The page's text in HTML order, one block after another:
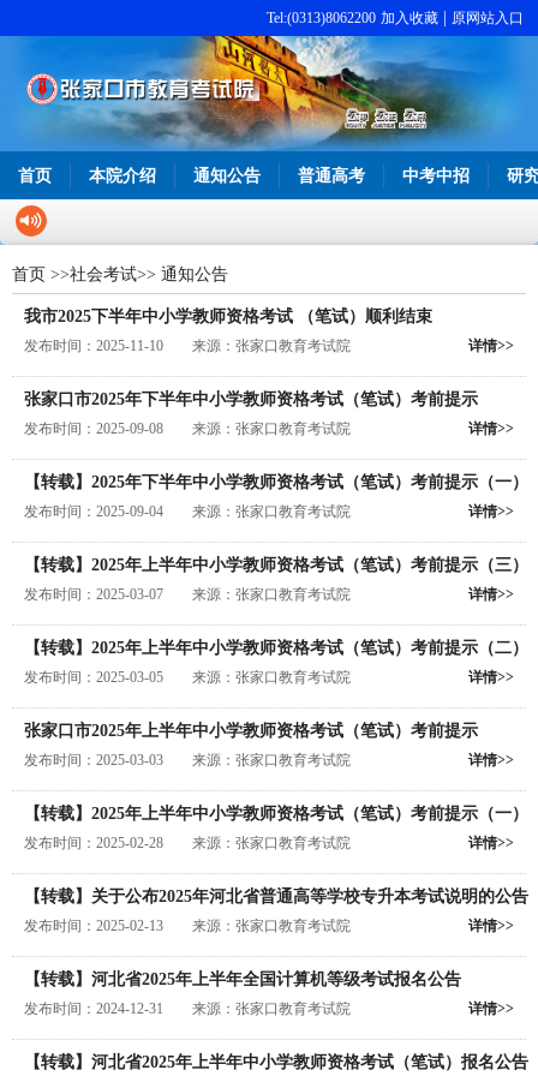
Tel:(0313)8062200 加入收藏 原网站入口
首页 本院介绍 通知公告 普通高考 中考中招 研
首页 >>社会考试>> 通知公告
我市2025下半年中小学教师资格考试 （笔试）顺利结束
发布时间：2025-11-10 来源：张家口教育考试院 详情>>
张家口市2025年下半年中小学教师资格考试（笔试）考前提示
发布时间：2025-09-08 来源：张家口教育考试院 详情>>
【转载】2025年下半年中小学教师资格考试（笔试）考前提示（一）
发布时间：2025-09-04 来源：张家口教育考试院 详情>>
【转载】2025年上半年中小学教师资格考试（笔试）考前提示（三）
发布时间：2025-03-07 来源：张家口教育考试院 详情>>
【转载】2025年上半年中小学教师资格考试（笔试）考前提示（二）
发布时间：2025-03-05 来源：张家口教育考试院 详情>>
张家口市2025年上半年中小学教师资格考试（笔试）考前提示
发布时间：2025-03-03 来源：张家口教育考试院 详情>>
【转载】2025年上半年中小学教师资格考试（笔试）考前提示（一）
发布时间：2025-02-28 来源：张家口教育考试院 详情>>
【转载】关于公布2025年河北省普通高等学校专升本考试说明的公告
发布时间：2025-02-13 来源：张家口教育考试院 详情>>
【转载】河北省2025年上半年全国计算机等级考试报名公告
发布时间：2024-12-31 来源：张家口教育考试院 详情>>
【转载】河北省2025年上半年中小学教师资格考试（笔试）报名公告